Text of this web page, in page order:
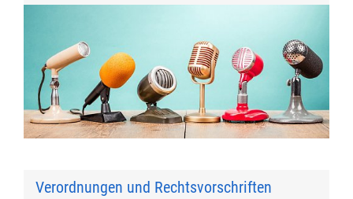
Verordnungen und Rechtsvorschriften